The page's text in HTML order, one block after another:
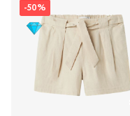
-50%